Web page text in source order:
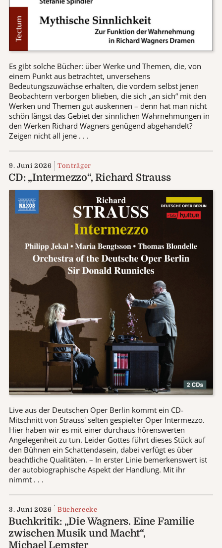
Es gibt solche Bücher: über Werke und Themen, die, von
einem Punkt aus betrachtet, unversehens
Bedeutungszuwächse erhalten, die vordem selbst jenen
Beobachtern verborgen blieben, die sich „an sich“ mit den
Werken und Themen gut auskennen – denn hat man nicht
schön längst das Gebiet der sinnlichen Wahrnehmungen in
den Werken Richard Wagners genügend abgehandelt?
Zeigen nicht all jene . . .
9. Juni 2026 Tonträger
CD: „Intermezzo“, Richard Strauss
Live aus der Deutschen Oper Berlin kommt ein CD-
Mitschnitt von Strauss' selten gespielter Oper Intermezzo.
Hier haben wir es mit einer durchaus hörenswerten
Angelegenheit zu tun. Leider Gottes führt dieses Stück auf
den Bühnen ein Schattendasein, dabei verfügt es über
beachtliche Qualitäten. – In erster Linie bemerkenswert ist
der autobiographische Aspekt der Handlung. Mit ihr
nimmt . . .
3. Juni 2026 Bücherecke
Buchkritik: „Die Wagners. Eine Familie
zwischen Musik und Macht“,
Michael Lemster